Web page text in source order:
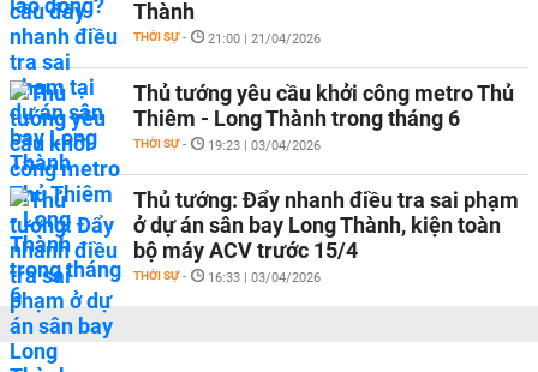
Thành
THỜI SỰ - 21:00 | 21/04/2026
Thủ tướng yêu cầu khởi công metro Thủ
Thiêm - Long Thành trong tháng 6
THỜI SỰ - 19:23 | 03/04/2026
Thủ tướng: Đẩy nhanh điều tra sai phạm
ở dự án sân bay Long Thành, kiện toàn
bộ máy ACV trước 15/4
THỜI SỰ - 16:33 | 03/04/2026